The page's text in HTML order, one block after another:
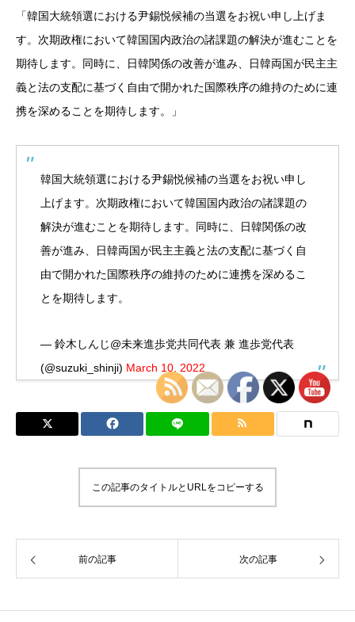
「韓国大統領選における尹錫悦候補の当選をお祝い申し上げま
す。次期政権において韓国国内政治の諸課題の解決が進むことを
期待します。同時に、日韓関係の改善が進み、日韓両国が民主主
義と法の支配に基づく自由で開かれた国際秩序の維持のために連
携を深めることを期待します。」
韓国大統領選における尹錫悦候補の当選をお祝い申し
上げます。次期政権において韓国国内政治の諸課題の
解決が進むことを期待します。同時に、日韓関係の改
善が進み、日韓両国が民主主義と法の支配に基づく自
由で開かれた国際秩序の維持のために連携を深めるこ
とを期待します。
— 鈴木しんじ@未来進歩党共同代表 兼 進歩党代表
(@suzuki_shinji) March 10, 2022
この記事のタイトルとURLをコピーする
前の記事 次の記事